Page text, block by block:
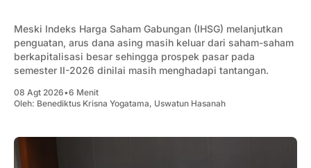
Meski Indeks Harga Saham Gabungan (IHSG) melanjutkan
penguatan, arus dana asing masih keluar dari saham-saham
berkapitalisasi besar sehingga prospek pasar pada
semester II-2026 dinilai masih menghadapi tantangan.
08 Agt 2026•6 Menit
Oleh: Benediktus Krisna Yogatama, Uswatun Hasanah